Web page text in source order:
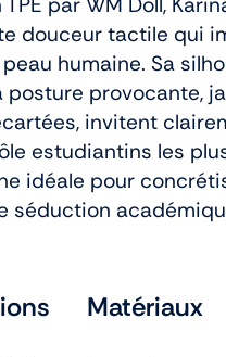
douceur tactile qui
humaine. Sa
posture provocante,
invitent
estudiantins les
idéale pour
séduction
Matériaux